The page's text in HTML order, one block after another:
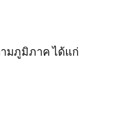
ามภูมิภาค ได้แก่